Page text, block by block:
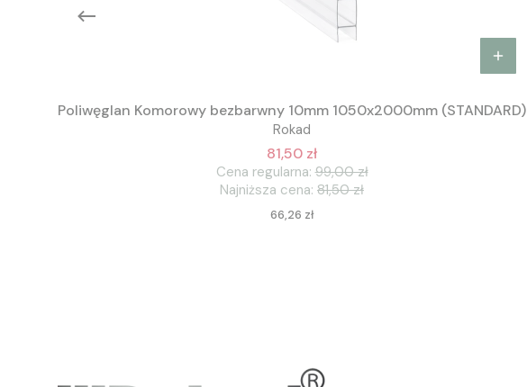
Poliwęglan Komorowy bezbarwny 10mm 1050x2000mm (STANDARD)
Rokad
81,50 zł
Cena regularna: 99,00 zł
Najniższa cena: 81,50 zł
Cena
66,26 zł